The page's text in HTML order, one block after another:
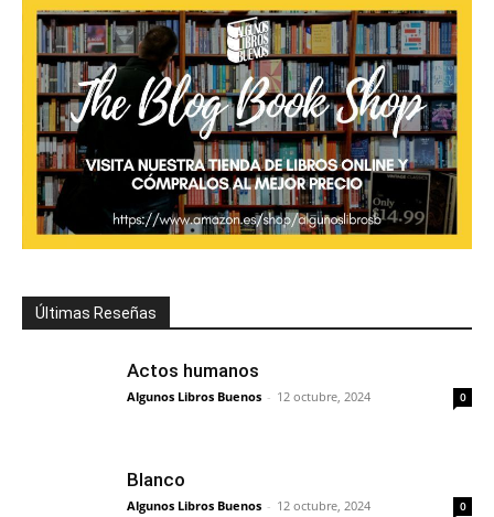
Últimas Reseñas
Actos humanos
Algunos Libros Buenos - 12 octubre, 2024 0
Blanco
Algunos Libros Buenos - 12 octubre, 2024 0